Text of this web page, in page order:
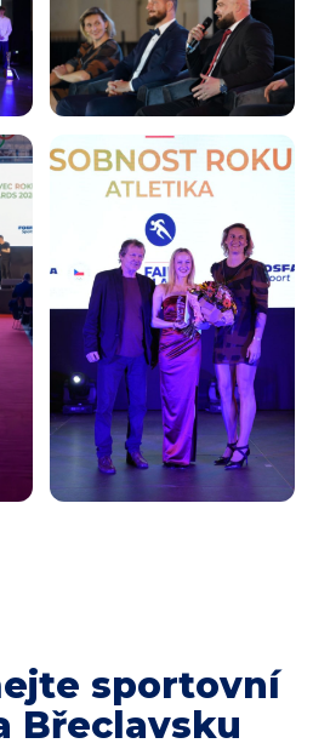
sportovní
Břeclavsku